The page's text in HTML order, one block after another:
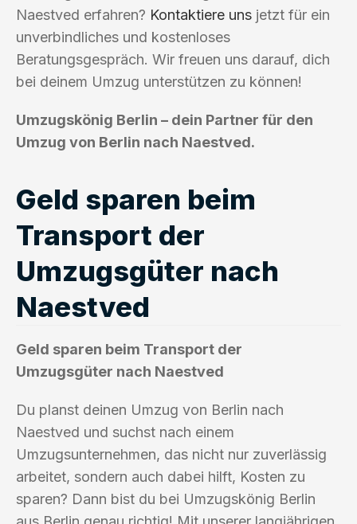
Naestved erfahren? Kontaktiere uns jetzt für ein
unverbindliches und kostenloses
Beratungsgespräch. Wir freuen uns darauf, dich
bei deinem Umzug unterstützen zu können!
Umzugskönig Berlin – dein Partner für den
Umzug von Berlin nach Naestved.
Geld sparen beim
Transport der
Umzugsgüter nach
Naestved
Geld sparen beim Transport der
Umzugsgüter nach Naestved
Du planst deinen Umzug von Berlin nach
Naestved und suchst nach einem
Umzugsunternehmen, das nicht nur zuverlässig
arbeitet, sondern auch dabei hilft, Kosten zu
sparen? Dann bist du bei Umzugskönig Berlin